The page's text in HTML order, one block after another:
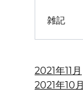
雑記
2021年11月
2021年10月